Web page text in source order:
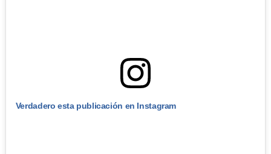
Verdadero esta publicación en Instagram